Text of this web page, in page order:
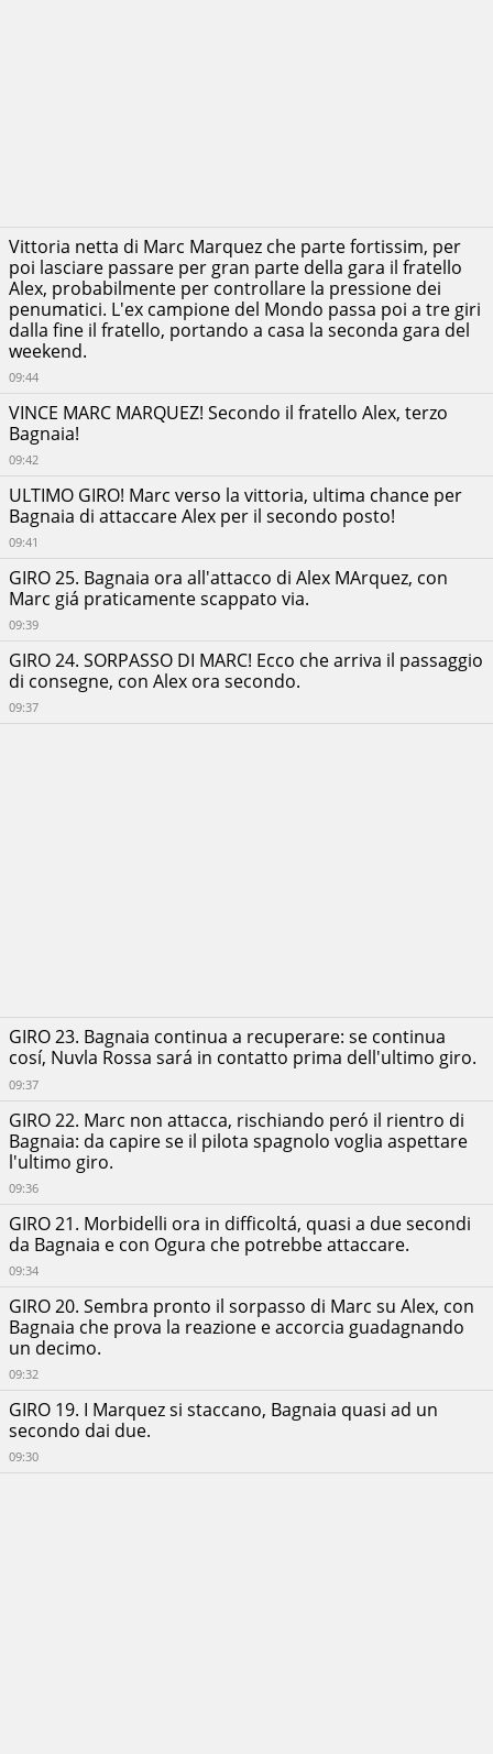
Vittoria netta di Marc Marquez che parte fortissim, per
poi lasciare passare per gran parte della gara il fratello
Alex, probabilmente per controllare la pressione dei
penumatici. L'ex campione del Mondo passa poi a tre giri
dalla fine il fratello, portando a casa la seconda gara del
weekend.
09:44
VINCE MARC MARQUEZ! Secondo il fratello Alex, terzo
Bagnaia!
09:42
ULTIMO GIRO! Marc verso la vittoria, ultima chance per
Bagnaia di attaccare Alex per il secondo posto!
09:41
GIRO 25. Bagnaia ora all'attacco di Alex MArquez, con
Marc giá praticamente scappato via.
09:39
GIRO 24. SORPASSO DI MARC! Ecco che arriva il passaggio
di consegne, con Alex ora secondo.
09:37
GIRO 23. Bagnaia continua a recuperare: se continua
cosí, Nuvla Rossa sará in contatto prima dell'ultimo giro.
09:37
GIRO 22. Marc non attacca, rischiando peró il rientro di
Bagnaia: da capire se il pilota spagnolo voglia aspettare
l'ultimo giro.
09:36
GIRO 21. Morbidelli ora in difficoltá, quasi a due secondi
da Bagnaia e con Ogura che potrebbe attaccare.
09:34
GIRO 20. Sembra pronto il sorpasso di Marc su Alex, con
Bagnaia che prova la reazione e accorcia guadagnando
un decimo.
09:32
GIRO 19. I Marquez si staccano, Bagnaia quasi ad un
secondo dai due.
09:30
International
Circuit
Città:
Buriram
Nazione:
Thailand
Numero
di
giri:
26
Lunghezza
giro:
4.55
KM
Lunghezza
gara:
118.4
KM